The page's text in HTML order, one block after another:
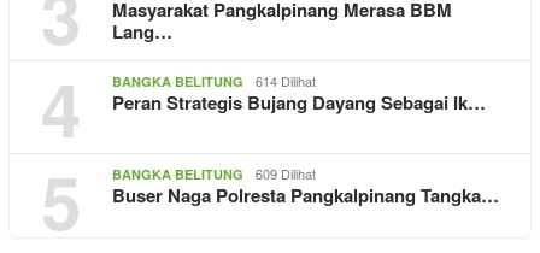
Masyarakat Pangkalpinang Merasa BBM
Lang…
4 BANGKA BELITUNG 614 Dilihat
Peran Strategis Bujang Dayang Sebagai Ik…
5 BANGKA BELITUNG 609 Dilihat
Buser Naga Polresta Pangkalpinang Tangka…